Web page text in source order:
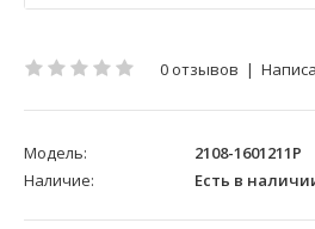
0 отзывов |
Модель:
2108-1601211Р
Наличие:
Есть в